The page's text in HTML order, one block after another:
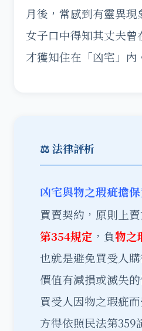
月後，常感到有靈異
女子口中得知其丈夫曾
才獲知住在「凶宅」內
⚖️ 法律評析
凶宅與物之瑕疵擔
買賣契約，原則上
第354規定 ，負物之
也就是避免買受人
價值有減損或滅失
買受人因物之瑕疵
方得依照民法第359